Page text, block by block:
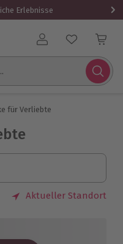
Erlebnisse
Benutzerkonto
für Verliebte
Aktueller Standort